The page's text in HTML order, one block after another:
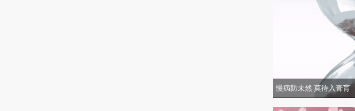
慢病防未然 莫待入膏肓